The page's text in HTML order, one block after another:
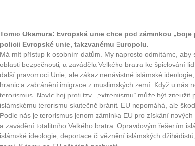
Tomio Okamura: Evropská unie chce pod záminkou
policii Evropské unie, takzvanému Europolu.
Má mít přístup k osobním datům. My naprosto odmítáme,
oblasti bezpečnosti, a zaváděla Velkého bratra ke špiclování
další pravomoci Unie, ale zákaz nenávistné islámské
hranic a zabránění imigrace z muslimských zemí. Když u nás
terorismus. Navíc boj proti tzv. „extremismu“ může být
islámskému terorismu skutečně bránit. EU nepomáhá, ale
Podle nás je terorismus jenom záminka EU pro získání
a zavádění totalitního Velkého bratra. Opravdovým řešením
islámské ideologie, deportace či věznění islámských